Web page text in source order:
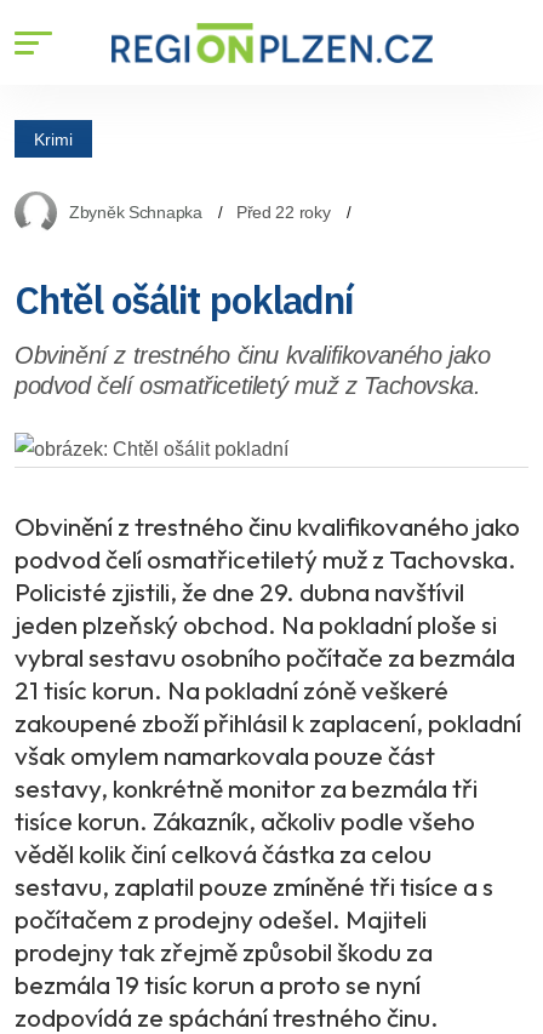
Krimi
Zbyněk Schnapka Před 22 roky
Chtěl ošálit pokladní
Obvinění z trestného činu kvalifikovaného jako
podvod čelí osmatřicetiletý muž z Tachovska.
Obvinění z trestného činu kvalifikovaného jako
podvod čelí osmatřicetiletý muž z Tachovska.
Policisté zjistili, že dne 29. dubna navštívil
jeden plzeňský obchod. Na pokladní ploše si
vybral sestavu osobního počítače za bezmála
21 tisíc korun. Na pokladní zóně veškeré
zakoupené zboží přihlásil k zaplacení, pokladní
však omylem namarkovala pouze část
sestavy, konkrétně monitor za bezmála tři
tisíce korun. Zákazník, ačkoliv podle všeho
věděl kolik činí celková částka za celou
sestavu, zaplatil pouze zmíněné tři tisíce a s
počítačem z prodejny odešel. Majiteli
prodejny tak zřejmě způsobil škodu za
bezmála 19 tisíc korun a proto se nyní
zodpovídá ze spáchání trestného činu.